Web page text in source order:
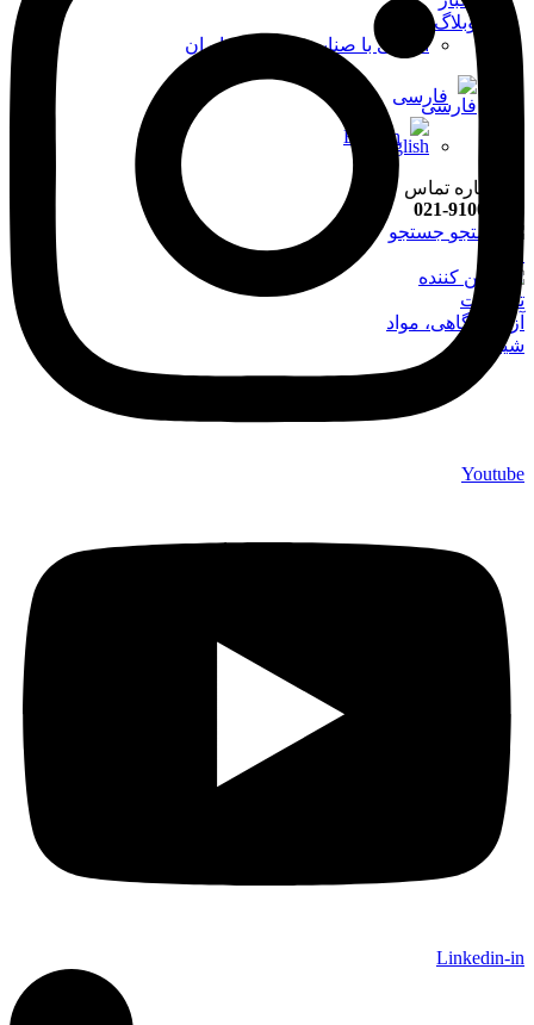
وبلاگ
آشنایی با صنایع پتروشیمی ایران
فارسی
English
021-91008898
جستجو
منو
Youtube
Linkedin-in